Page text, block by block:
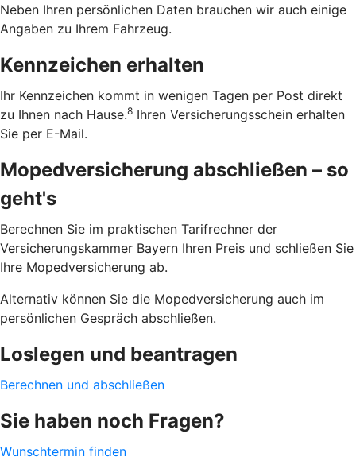
Neben Ihren persönlichen Daten brauchen wir auch einige
Angaben zu Ihrem Fahrzeug.
Kennzeichen erhalten
Ihr Kennzeichen kommt in wenigen Tagen per Post direkt
zu Ihnen nach Hause.8 Ihren Versicherungsschein erhalten
Sie per E-Mail.
Mopedversicherung abschließen – so
geht's
Berechnen Sie im praktischen Tarifrechner der
Versicherungskammer Bayern Ihren Preis und schließen Sie
Ihre Mopedversicherung ab.
Alternativ können Sie die Mopedversicherung auch im
persönlichen Gespräch abschließen.
Loslegen und beantragen
Berechnen und abschließen
Sie haben noch Fragen?
Wunschtermin finden